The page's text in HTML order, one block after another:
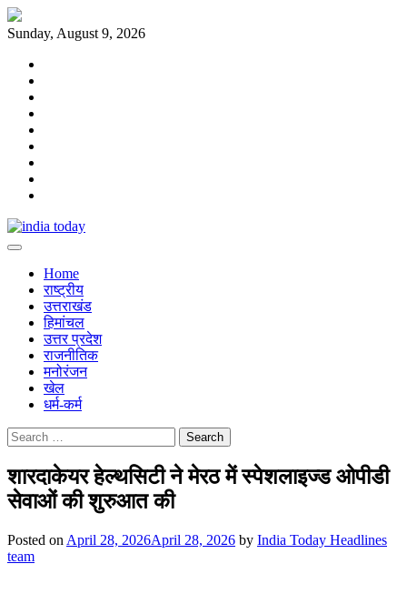
Skip
to
Sunday, August 9, 2026
Home
राष्ट्रीय
उत्तराखंड
हिमांचल
उत्तर प्रदेश
राजनीतिक
मनोरंजन
खेल
धर्म-कर्म
Search
for:
शारदाकेयर हेल्थसिटी ने मेरठ में स्पेशलाइज्ड ओपीडी
सेवाओं की शुरुआत की
Posted on April 28, 2026April 28, 2026 by India Today Headlines
team